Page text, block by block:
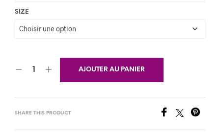
SIZE
AJOUTER AU PANIER
SHARE THIS PRODUCT